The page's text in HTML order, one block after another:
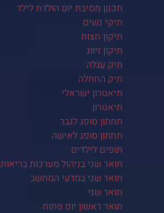
תכנון מסיבת יום הולדת לילד
תיקי נשים
תיקון חצות
תיקון זיווג
תיק עגלה
תיק החתלה
תיאטרון ישראלי
תיאטרון
תחתון סופג לגבר
תחתון סופג לאישה
תופים לילדים
תואר שני בניהול מערכות בריאות
תואר שני במדעי המחשב
תואר שני
תואר ראשון יום פתוח